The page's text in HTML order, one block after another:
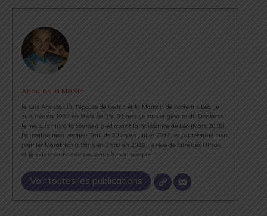
Anastasiia MASIP
Je suis Anastasiia, l'épouse de Cédric et la Maman de notre fils Léo. Je
suis née en 1992 en Ukraine, j'ai 31 ans, je suis originaire du Donbass.
Je me suis mis à la course à pied avant la naissance de Léo (Mars 2018).
J'ai réalisé mon premier Trail de 20km en Juillet 2017, et j'ai terminé mon
premier Marathon à Paris en 3h50 en 2019. Je rêve de faire des Ultras,
et je suis créatrice de contenus à mon compte.
Voir toutes les publications